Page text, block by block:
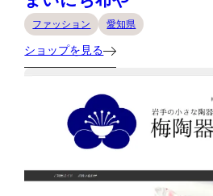
ファッション 愛知県
ショップを見る